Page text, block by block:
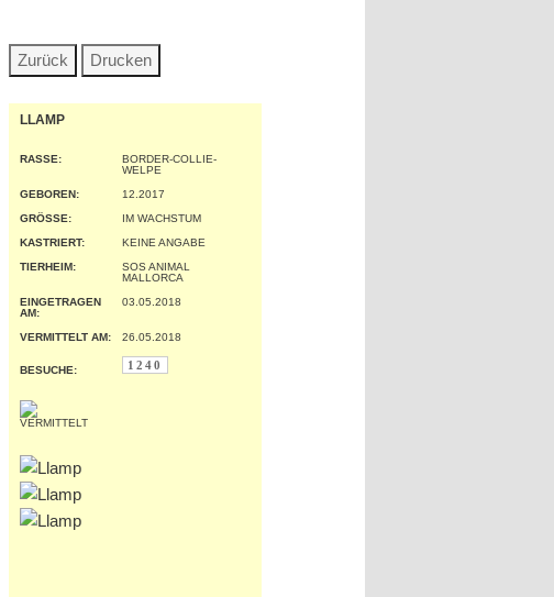
LLAMP
RASSE:
BORDER-COLLIE-
WELPE
GEBOREN:
12.2017
GRÖSSE:
IM WACHSTUM
KASTRIERT:
KEINE ANGABE
TIERHEIM:
SOS ANIMAL
MALLORCA
EINGETRAGEN
AM:
03.05.2018
VERMITTELT AM: 26.05.2018
BESUCHE: 1240